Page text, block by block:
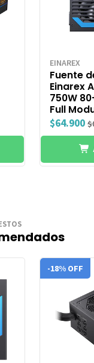
EINAREX
Fuente
Einarex
750W
Full
$64.900
-18% OFF